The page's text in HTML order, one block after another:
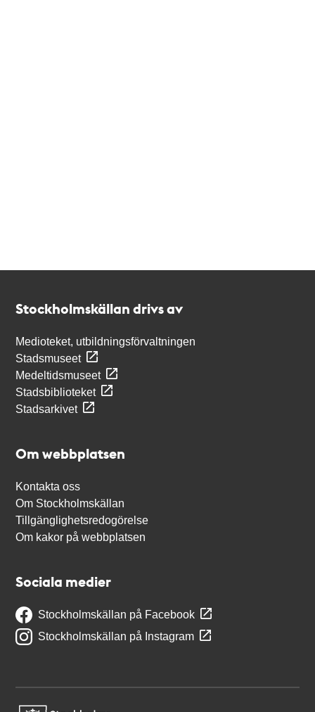
Stockholmskällan drivs av
Medioteket, utbildningsförvaltningen
Stadsmuseet
Medeltidsmuseet
Stadsbiblioteket
Stadsarkivet
Om webbplatsen
Kontakta oss
Om Stockholmskällan
Tillgänglighetsredogörelse
Om kakor på webbplatsen
Sociala medier
Stockholmskällan på Facebook
Stockholmskällan på Instagram